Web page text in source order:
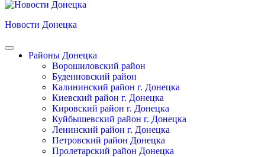
Новости Донецка
Районы Донецка
Ворошиловский район
Буденновский район
Калининский район г. Донецка
Киевский район г. Донецка
Кировский район г. Донецка
Куйбышевский район г. Донецка
Ленинский район г. Донецка
Петровский район Донецка
Пролетарский район Донецка